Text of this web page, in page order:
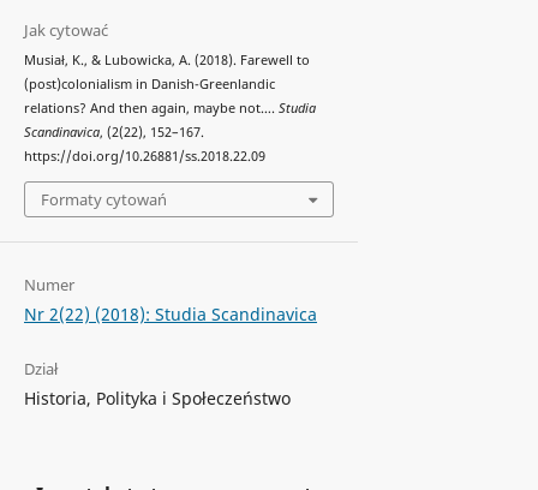
Jak cytować
Musiał, K., & Lubowicka, A. (2018). Farewell to
(post)colonialism in Danish-Greenlandic
relations? And then again, maybe not…. Studia
Scandinavica, (2(22), 152–167.
https://doi.org/10.26881/ss.2018.22.09
Formaty cytowań
Numer
Nr 2(22) (2018): Studia Scandinavica
Dział
Historia, Polityka i Społeczeństwo